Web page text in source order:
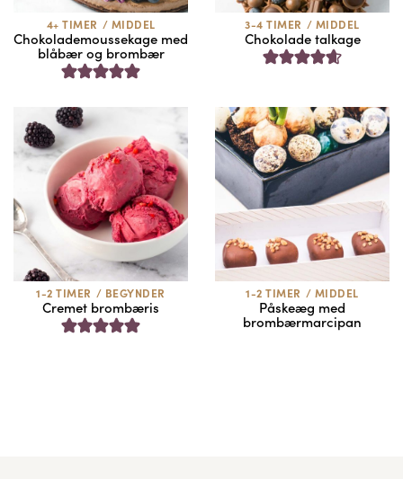
4+ TIMER / MIDDEL
Chokolademoussekage med
blåbær og brombær
3-4 TIMER / MIDDEL
Chokolade talkage
1-2 TIMER / BEGYNDER
Cremet brombæris
1-2 TIMER / MIDDEL
Påskeæg med
brombærmarcipan